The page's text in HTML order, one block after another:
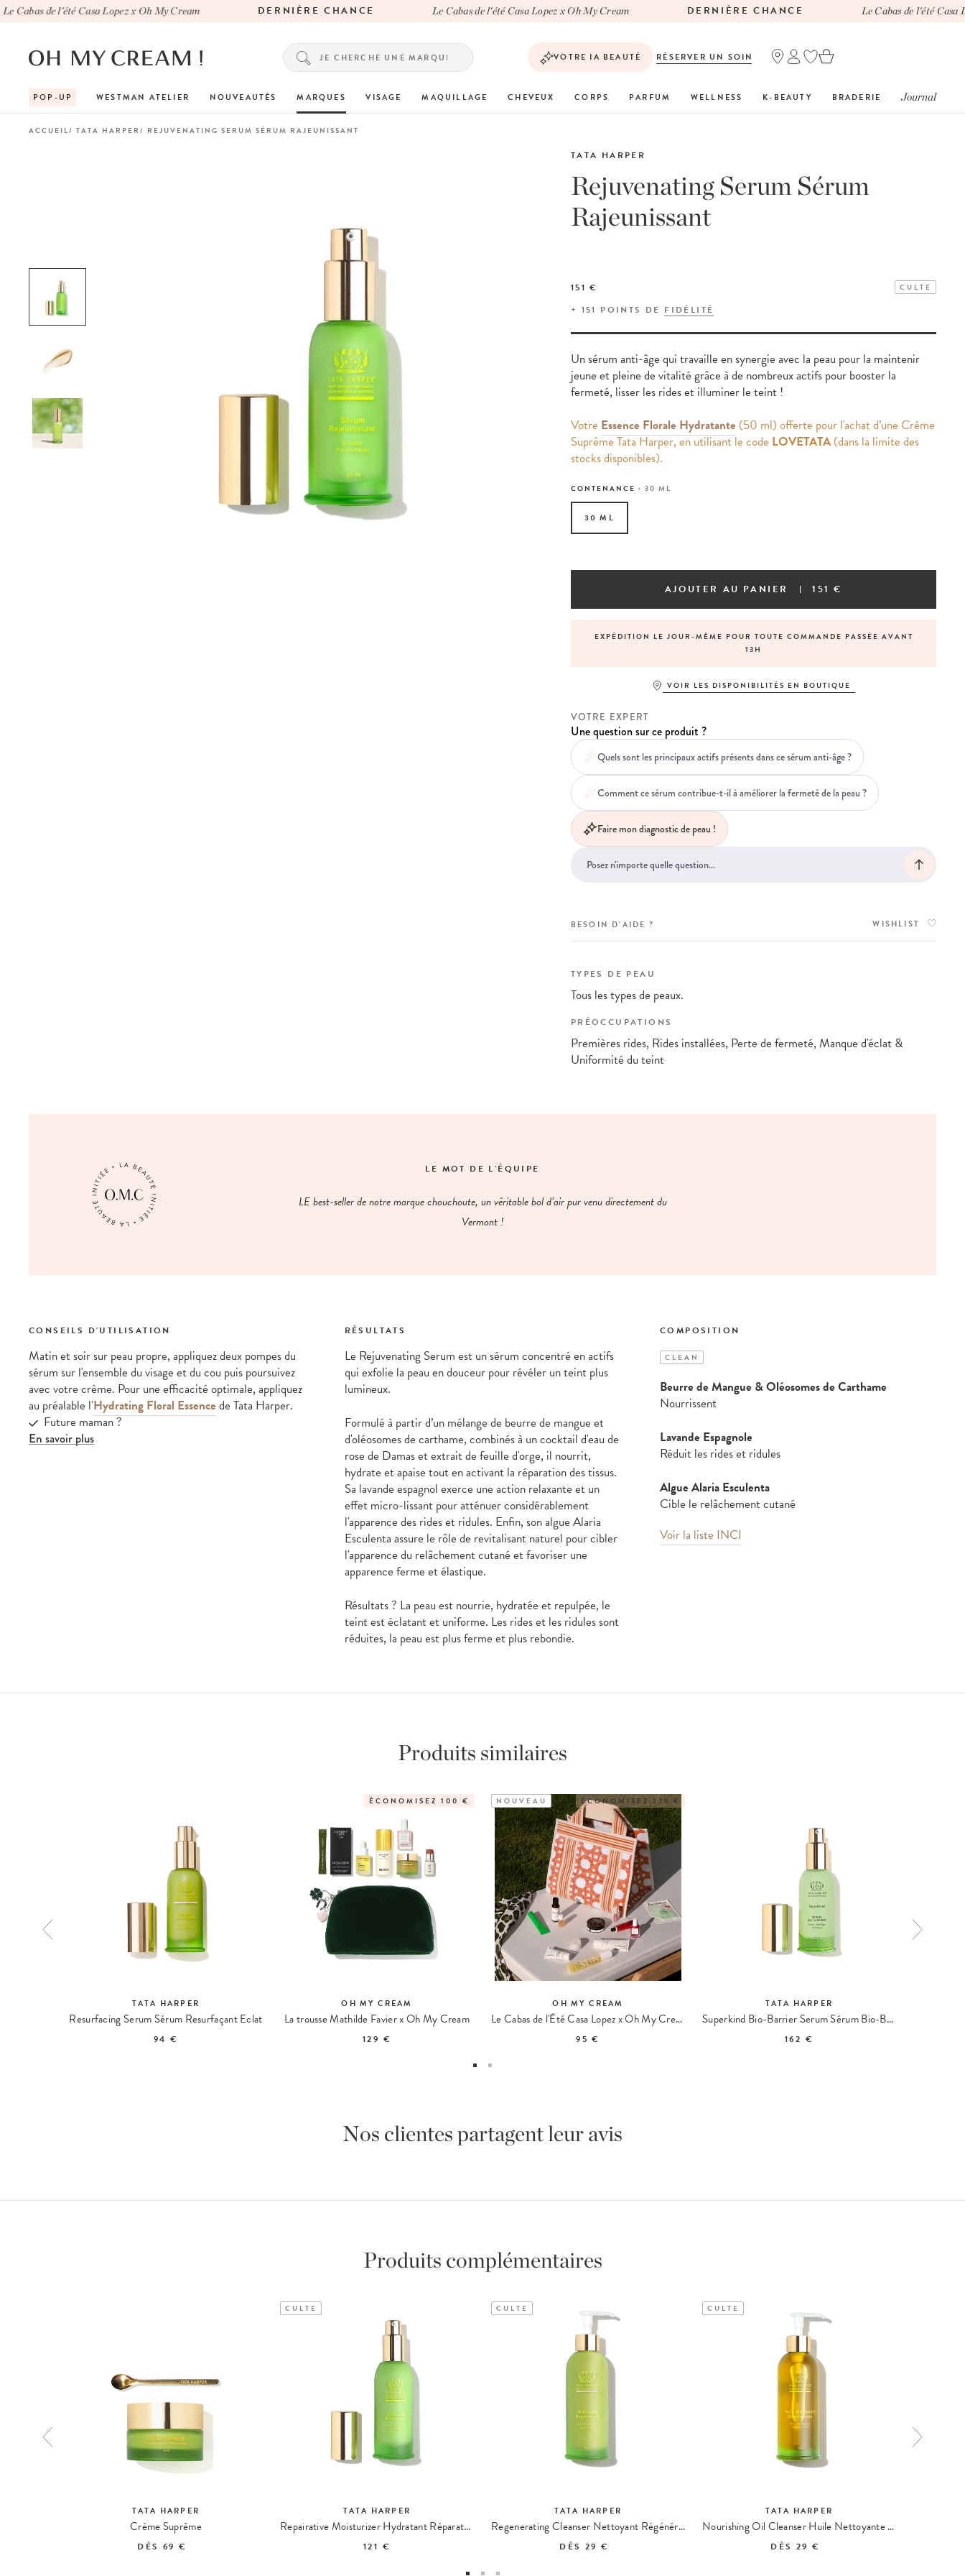
de l'été Casa Lopez x Oh My Cream DERNIÈRE CHANCE Le Cabas de l'été Casa Lopez x Oh My Cream DERNIÈRE CHANCE Le Cabas de l'été Casa
VOTRE IA BEAUTÉ RÉSERVER UN SOIN
POP-UP WESTMAN ATELIER NOUVEAUTÉS MARQUES VISAGE MAQUILLAGE CHEVEUX CORPS PARFUM WELLNESS K-BEAUTY BRADERIE Journal
ACCUEIL TATA HARPER REJUVENATING SERUM SÉRUM RAJEUNISSANT
Rejuvenating Serum Sérum
Rajeunissant
TATA HARPER
151 € CULTE
+ 151 POINTS DE FIDÉLITÉ
Un sérum anti-âge qui travaille en synergie avec la peau pour la maintenir
jeune et pleine de vitalité grâce à de nombreux actifs pour booster la
fermeté, lisser les rides et illuminer le teint !
Votre Essence Florale Hydratante (50 ml) offerte pour l'achat d’une Crème
Suprême Tata Harper, en utilisant le code LOVETATA(dans la limite des
stocks disponibles).
CONTENANCE : 30 ML
30 ML
AJOUTER AU PANIER 151 €
EXPÉDITION LE JOUR-MÊME POUR TOUTE COMMANDE PASSÉE AVANT
13H
VOIR LES DISPONIBILITÉS EN BOUTIQUE
VOTRE EXPERT
Une question sur ce produit ?
Quels sont les principaux actifs présents dans ce sérum anti-âge ?
Comment ce sérum contribue-t-il à améliorer la fermeté de la peau ?
Faire mon diagnostic de peau !
BESOIN D'AIDE ? WISHLIST
TYPES DE PEAU
Tous les types de peaux.
PRÉOCCUPATIONS
Premières rides, Rides installées, Perte de fermeté, Manque d'éclat &
Uniformité du teint
LE MOT DE L'ÉQUIPE
LE best-seller de notre marque chouchoute, un véritable bol d’air pur venu directement du
Vermont !
CONSEILS D'UTILISATION RÉSULTATS COMPOSITION
Matin et soir sur peau propre, appliquez deux pompes du
sérum sur l'ensemble du visage et du cou puis poursuivez
avec votre crème. Pour une efficacité optimale, appliquez
au préalable l'Hydrating Floral Essence de Tata Harper.
Future maman ?
En savoir plus
Le Rejuvenating Serum est un sérum concentré en actifs
qui exfolie la peau en douceur pour révéler un teint plus
lumineux.
Formulé à partir d’un mélange de beurre de mangue et
d'oléosomes de carthame, combinés à un cocktail d'eau de
rose de Damas et extrait de feuille d'orge, il nourrit,
hydrate et apaise tout en activant la réparation des tissus.
Sa lavande espagnol exerce une action relaxante et un
effet micro-lissant pour atténuer considérablement
l'apparence des rides et ridules. Enfin, son algue Alaria
Esculenta assure le rôle de revitalisant naturel pour cibler
l'apparence du relâchement cutané et favoriser une
apparence ferme et élastique.
Résultats ? La peau est nourrie, hydratée et repulpée, le
teint est éclatant et uniforme. Les rides et les ridules sont
réduites, la peau est plus ferme et plus rebondie.
CLEAN
Beurre de Mangue & Oléosomes de Carthame
Nourrissent
Lavande Espagnole
Réduit les rides et ridules
Algue Alaria Esculenta
Cible le relâchement cutané
Voir la liste INCI
Produits similaires
TATA HARPER
Resurfacing Serum Sérum Resurfaçant Eclat
94 €
ÉCONOMISEZ 100 €
OH MY CREAM
La trousse Mathilde Favier x Oh My Cream
129 €
ÉCONOMISEZ 235 €
NOUVEAU
OH MY CREAM
Le Cabas de l'Été Casa Lopez x Oh My Cream
95 €
TATA HARPER
Superkind Bio-Barrier Serum Sérum Bio-Barrière
162 €
Nos clientes partagent leur avis
Produits complémentaires
TATA HARPER
Crème Suprême
DÈS 69 €
CULTE
TATA HARPER
Repairative Moisturizer Hydratant Réparateur
121 €
CULTE
TATA HARPER
Regenerating Cleanser Nettoyant Régénérant
DÈS 29 €
CULTE
TATA HARPER
Nourishing Oil Cleanser Huile Nettoyante Nourrissante
DÈS 29 €